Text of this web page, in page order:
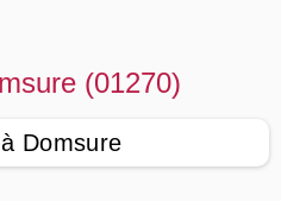
(01270)
Domsure